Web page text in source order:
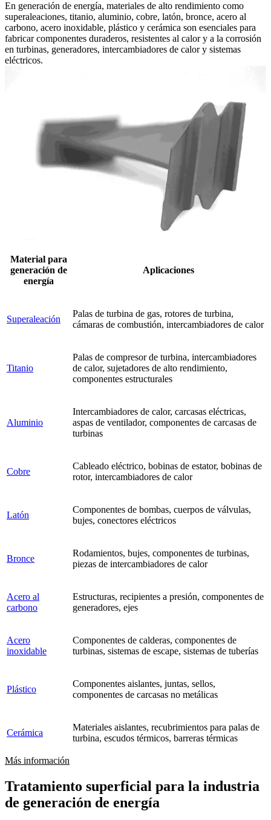
En generación de energía, materiales de alto rendimiento como
superaleaciones, titanio, aluminio, cobre, latón, bronce, acero al
carbono, acero inoxidable, plástico y cerámica son esenciales para
fabricar componentes duraderos, resistentes al calor y a la corrosión
en turbinas, generadores, intercambiadores de calor y sistemas
eléctricos.
Material para
generación de
energía
Aplicaciones
Superaleación
Palas de turbina de gas, rotores de turbina,
cámaras de combustión, intercambiadores de calor
Titanio
Palas de compresor de turbina, intercambiadores
de calor, sujetadores de alto rendimiento,
componentes estructurales
Aluminio
Intercambiadores de calor, carcasas eléctricas,
aspas de ventilador, componentes de carcasas de
turbinas
Cobre
Cableado eléctrico, bobinas de estator, bobinas de
rotor, intercambiadores de calor
Latón
Componentes de bombas, cuerpos de válvulas,
bujes, conectores eléctricos
Bronce
Rodamientos, bujes, componentes de turbinas,
piezas de intercambiadores de calor
Acero al
carbono
Estructuras, recipientes a presión, componentes de
generadores, ejes
Acero
inoxidable
Componentes de calderas, componentes de
turbinas, sistemas de escape, sistemas de tuberías
Plástico
Componentes aislantes, juntas, sellos,
componentes de carcasas no metálicas
Cerámica
Materiales aislantes, recubrimientos para palas de
turbina, escudos térmicos, barreras térmicas
Más información
Tratamiento superficial para la industria
de generación de energía